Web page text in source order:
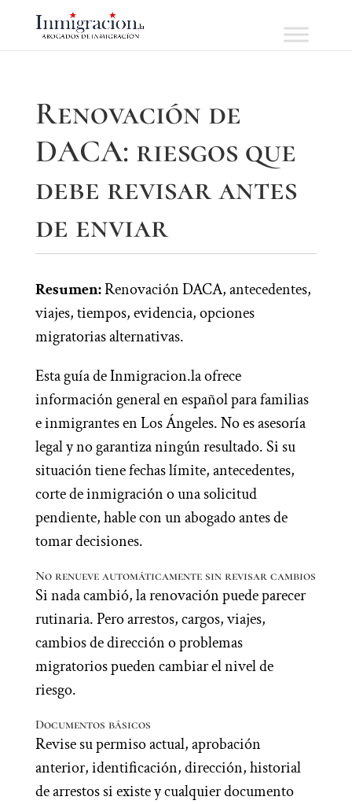
Renovación de
DACA: riesgos que
debe revisar antes
de enviar
Resumen:Renovación DACA, antecedentes,
viajes, tiempos, evidencia, opciones
migratorias alternativas.
Esta guía de Inmigracion.la ofrece
información general en español para familias
e inmigrantes en Los Ángeles. No es asesoría
legal y no garantiza ningún resultado. Si su
situación tiene fechas límite, antecedentes,
corte de inmigración o una solicitud
pendiente, hable con un abogado antes de
tomar decisiones.
No renueve automáticamente sin revisar cambios
Si nada cambió, la renovación puede parecer
rutinaria. Pero arrestos, cargos, viajes,
cambios de dirección o problemas
migratorios pueden cambiar el nivel de
riesgo.
Documentos básicos
Revise su permiso actual, aprobación
anterior, identificación, dirección, historial
de arrestos si existe y cualquier documento